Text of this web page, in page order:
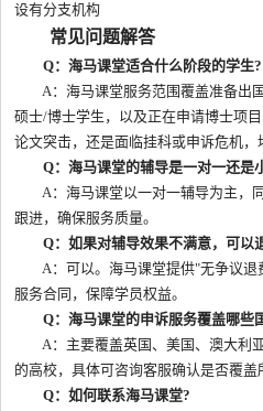
设有分支机构
常见问题解答
Q：海马课堂适合什么阶段的学生?
A：海马课堂服务范围覆盖准备出
硕士/博士学生，以及正在申请博士项
论文突击，还是面临挂科或申诉危机，
Q：海马课堂的辅导是一对一还是
A：海马课堂以一对一辅导为主，
跟进，确保服务质量。
Q：如果对辅导效果不满意，可以
A：可以。海马课堂提供"无争议退
服务合同，保障学员权益。
Q：海马课堂的申诉服务覆盖哪些
A：主要覆盖英国、美国、澳大利
的高校，具体可咨询客服确认是否覆盖
Q：如何联系海马课堂?